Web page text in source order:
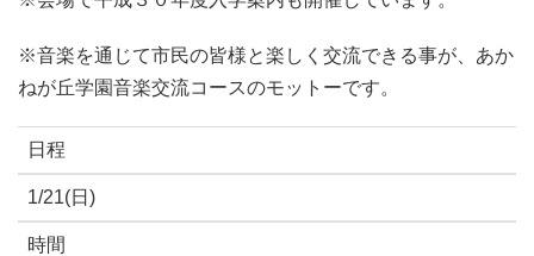
※音楽を通じて市民の皆様と楽しく交流できる事が、あか
ねが丘学園音楽交流コースのモットーです。
日程
1/21(日)
時間